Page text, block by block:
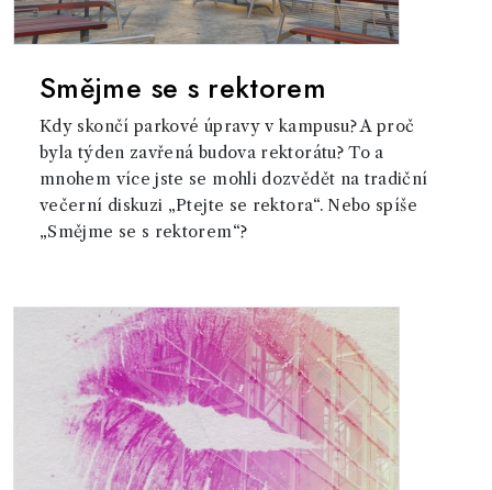
Smějme se s rektorem
Kdy skončí parkové úpravy v kampusu? A proč
byla týden zavřená budova rektorátu? To a
mnohem více jste se mohli dozvědět na tradiční
večerní diskuzi „Ptejte se rektora“. Nebo spíše
„Smějme se s rektorem“?